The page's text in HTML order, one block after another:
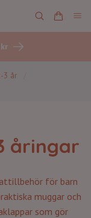
3 år
åringar
för barn
muggar och
som gör